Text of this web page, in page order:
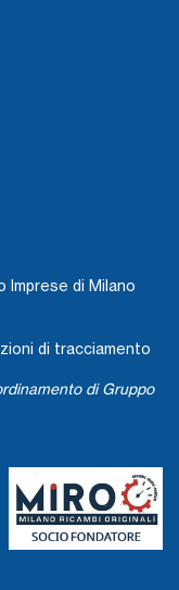
Imprese di Milano
di tracciamento
di Gruppo